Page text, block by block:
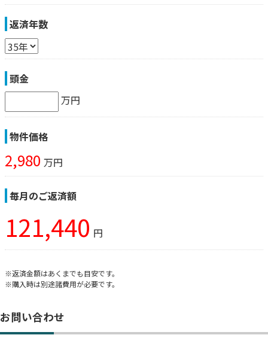
返済年数
頭金
万円
物件価格
2,980 万円
毎月のご返済額
121,440 円
※返済金額はあくまでも目安です。
※購入時は別途諸費用が必要です。
お問い合わせ